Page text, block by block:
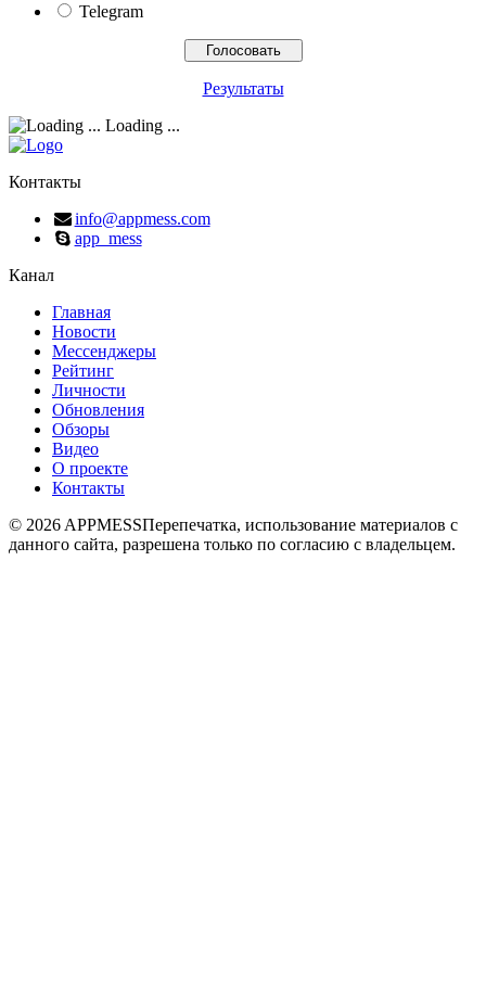
Telegram
Результаты
Loading ...
Контакты
info@appmess.com
app_mess
Канал
Главная
Новости
Мессенджеры
Рейтинг
Личности
Обновления
Обзоры
Видео
О проекте
Контакты
© 2026 APPMESSПерепечатка, использование материалов с
данного сайта, разрешена только по согласию с владельцем.